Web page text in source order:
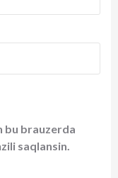
bu brauzerda
saqlansin.